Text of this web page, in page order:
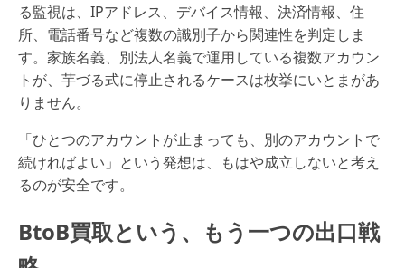
る監視は、IPアドレス、デバイス情報、決済情報、住
所、電話番号など複数の識別子から関連性を判定しま
す。家族名義、別法人名義で運用している複数アカウン
トが、芋づる式に停止されるケースは枚挙にいとまがあ
りません。
「ひとつのアカウントが止まっても、別のアカウントで
続ければよい」という発想は、もはや成立しないと考え
るのが安全です。
BtoB買取という、もう一つの出口戦